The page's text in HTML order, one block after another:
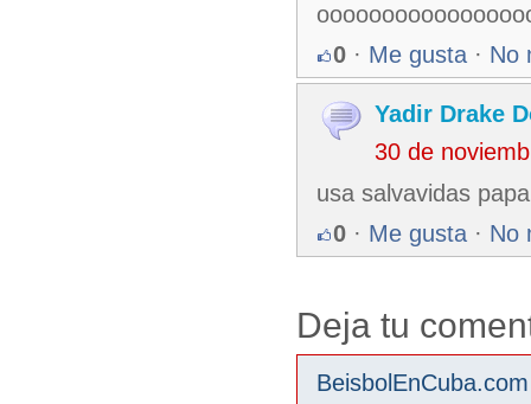
0 · Me gusta · No
Yadir Drake
30 de
usa salvavidas
0 · Me gusta · No
Deja tu